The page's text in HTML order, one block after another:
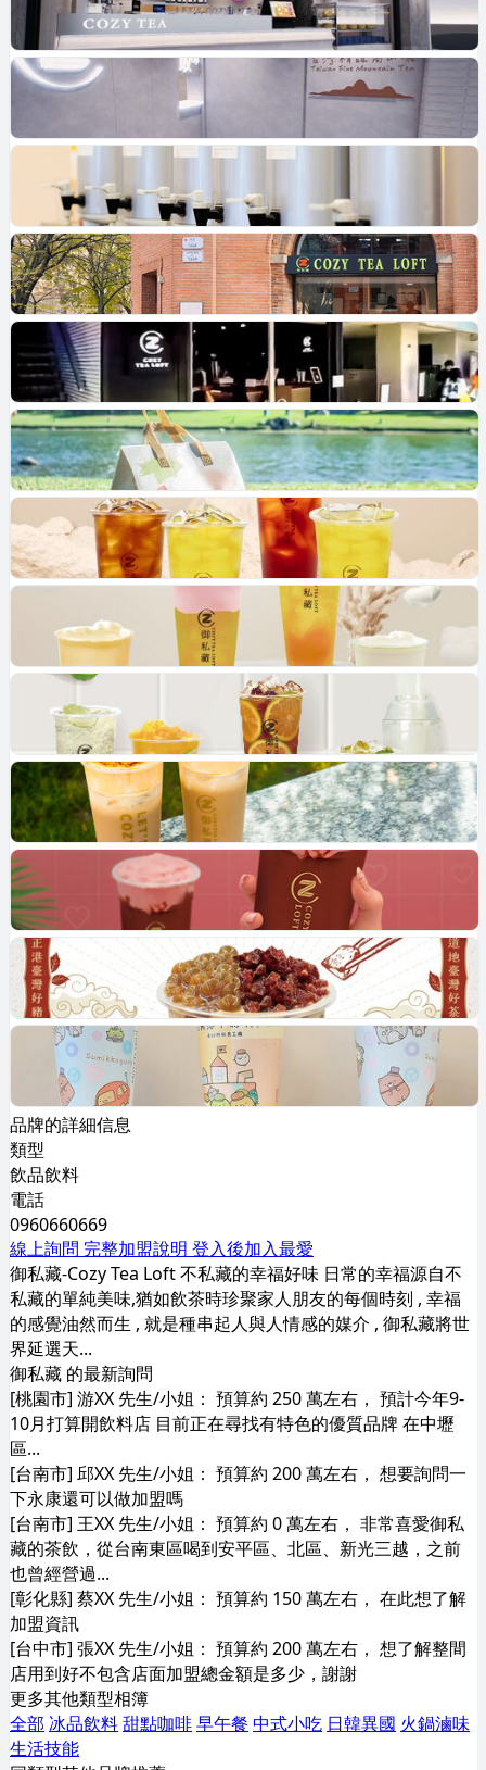
品牌的詳細信息
類型
飲品飲料
電話
0960660669
線上詢問 完整加盟說明 登入後加入最愛
御私藏-Cozy Tea Loft 不私藏的幸福好味 日常的幸福源自不
私藏的單純美味,猶如飲茶時珍聚家人朋友的每個時刻 , 幸福
的感覺油然而生 , 就是種串起人與人情感的媒介 , 御私藏將世
界延選天...
御私藏 的最新詢問
[桃園市] 游XX 先生/小姐： 預算約 250 萬左右， 預計今年9-
10月打算開飲料店 目前正在尋找有特色的優質品牌 在中壢
區...
[台南市] 邱XX 先生/小姐： 預算約 200 萬左右， 想要詢問一
下永康還可以做加盟嗎
[台南市] 王XX 先生/小姐： 預算約 0 萬左右， 非常喜愛御私
藏的茶飲，從台南東區喝到安平區、北區、新光三越，之前
也曾經營過...
[彰化縣] 蔡XX 先生/小姐： 預算約 150 萬左右， 在此想了解
加盟資訊
[台中市] 張XX 先生/小姐： 預算約 200 萬左右， 想了解整間
店用到好不包含店面加盟總金額是多少，謝謝
更多其他類型相簿
全部 冰品飲料甜點咖啡早午餐 中式小吃 日韓異國 火鍋滷味
生活技能